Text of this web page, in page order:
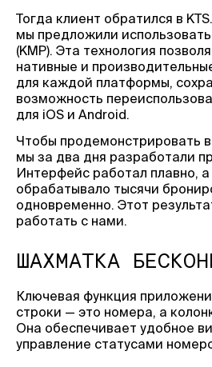
Тогда клиент обратился в
мы предложили
(KMP). Эта технология
нативные и
для каждой платформы,
возможность
для iOS и Android.
Чтобы продемонстрировать
мы за два дня разработали
Интерфейс работал плавно,
обрабатывало тысячи
одновременно. Этот
работать с нами.
ШАХМАТКА
Ключевая функция
строки — это номера, а
Она обеспечивает удобное
управление статусами